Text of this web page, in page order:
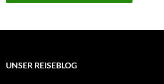
UNSER REISEBLOG